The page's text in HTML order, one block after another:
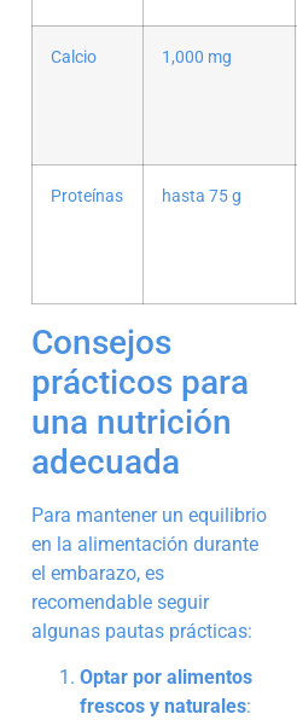
Calcio 1,000 mg
Proteínas hasta 75 g
Consejos
prácticos para
una nutrición
adecuada
Para mantener un equilibrio
en la alimentación durante
el embarazo, es
recomendable seguir
algunas pautas prácticas:
Optar por alimentos
frescos y naturales: